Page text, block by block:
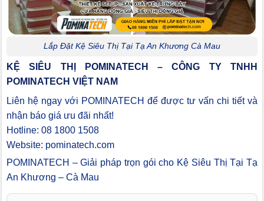
Lắp Đặt Kệ Siêu Thị Tại Tạ An Khương Cà Mau
KỆ SIÊU THỊ POMINATECH – CÔNG TY TNHH
POMINATECH VIỆT NAM
Liên hệ ngay với POMINATECH để được tư vấn chi tiết và
nhận báo giá ưu đãi nhất!
Hotline: 08 1800 1508
Website: pominatech.com
POMINATECH – Giải pháp trọn gói cho Kệ Siêu Thị Tại Tạ
An Khương – Cà Mau